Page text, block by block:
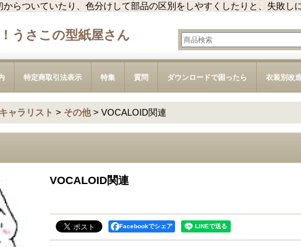
らついていたり、色分けして部品の区別をしやすくしたりと、失敗し
うさこの型紙屋さん
特定商取引法表示 特集 質問 ダウンロードで困ったら 衣装別改
ャラリスト > その他 > VOCALOID関連
VOCALOID関連
Facebookでシェア